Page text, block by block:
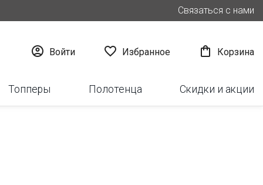
Связаться с нами
 Войти  Избранное  Корзина
Топперы Полотенца Скидки и акции